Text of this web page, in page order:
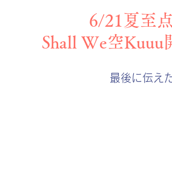
6/21夏至
Shall We空Kuuu
最後に伝え